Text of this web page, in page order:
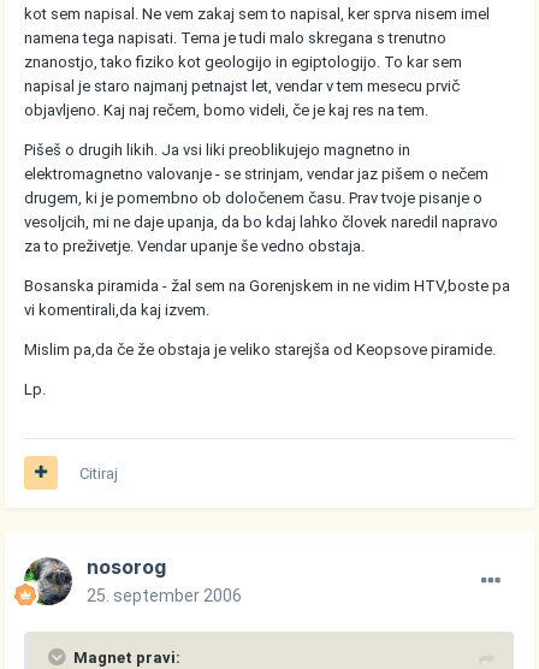
kot sem napisal. Ne vem zakaj sem to napisal, ker sprva nisem imel
namena tega napisati. Tema je tudi malo skregana s trenutno
znanostjo, tako fiziko kot geologijo in egiptologijo. To kar sem
napisal je staro najmanj petnajst let, vendar v tem mesecu prvič
objavljeno. Kaj naj rečem, bomo videli, če je kaj res na tem.
Pišeš o drugih likih. Ja vsi liki preoblikujejo magnetno in
elektromagnetno valovanje - se strinjam, vendar jaz pišem o nečem
drugem, ki je pomembno ob določenem času. Prav tvoje pisanje o
vesoljcih, mi ne daje upanja, da bo kdaj lahko človek naredil napravo
za to preživetje. Vendar upanje še vedno obstaja.
Bosanska piramida - žal sem na Gorenjskem in ne vidim HTV,boste pa
vi komentirali,da kaj izvem.
Mislim pa,da če že obstaja je veliko starejša od Keopsove piramide.
Lp.
Citiraj
nosorog
25. september 2006
Magnet pravi: